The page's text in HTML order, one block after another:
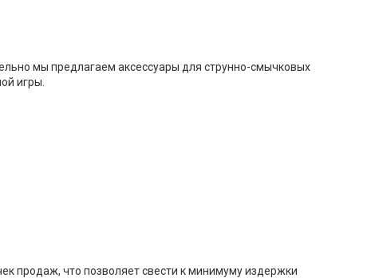
мы предлагаем аксессуары для струнно-смычковых
игры.
продаж, что позволяет свести к минимуму издержки